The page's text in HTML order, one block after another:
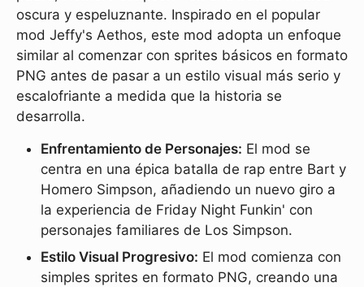
oscura y espeluznante. Inspirado en el popular
mod Jeffy's Aethos, este mod adopta un enfoque
similar al comenzar con sprites básicos en formato
PNG antes de pasar a un estilo visual más serio y
escalofriante a medida que la historia se
desarrolla.
Enfrentamiento de Personajes: El mod se
centra en una épica batalla de rap entre Bart y
Homero Simpson, añadiendo un nuevo giro a
la experiencia de Friday Night Funkin' con
personajes familiares de Los Simpson.
Estilo Visual Progresivo: El mod comienza con
simples sprites en formato PNG, creando una